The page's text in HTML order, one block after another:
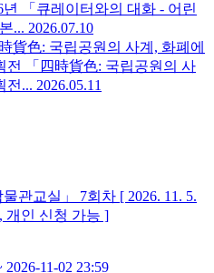
년 「큐레이터와의 대화 - 어린
... 2026.07.10
貨色: 국립공원의 사계, 화폐에
전 「四時貨色: 국립공원의 사
전... 2026.05.11
물관교실」 7회차 [ 2026. 11. 5.
개인 신청 가능 ]
2026-11-02 23:59